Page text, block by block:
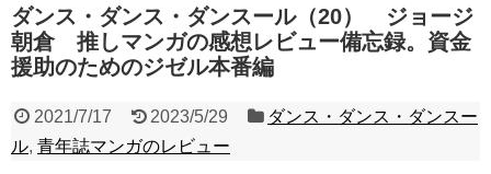
ダンス・ダンス・ダンスール（20） ジョージ
朝倉 推しマンガの感想レビュー備忘録。資金
援助のためのジゼル本番編
2021/7/17 2023/5/29
ダンス・ダンス・ダンスー
ル, 青年誌マンガのレビュー